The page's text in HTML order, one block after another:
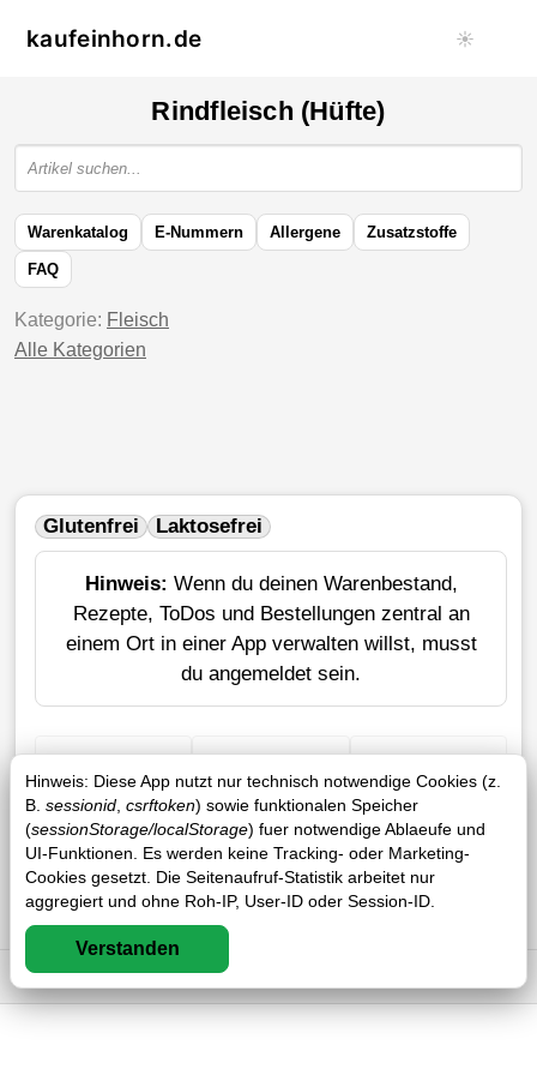
kaufeinhorn.de ☀️
Hinweis: Diese App nutzt nur technisch notwendige Cookies (z.
B. sessionid csrftoken) sowie funktionalen Speicher
(sessionStorage/localStorage) fuer notwendige Ablaeufe und
UI-Funktionen. Es werden keine Tracking- oder Marketing-
Cookies gesetzt. Die Seitenaufruf-Statistik arbeitet nur
aggregiert und ohne Roh-IP, User-ID oder Session-ID.
Verstanden
Rindfleisch (Hüfte)
Warenkatalog E-Nummern Allergene Zusatzstoffe
FAQ
Kategorie: Fleisch
Alle Kategorien
Glutenfrei Laktosefrei
Hinweis: Wenn du deinen Warenbestand,
Rezepte, ToDos und Bestellungen zentral an
einem Ort in einer App verwalten willst, musst
du angemeldet sein.
+ Einkauf Verlustrechner Sticker erstellen
Impressum